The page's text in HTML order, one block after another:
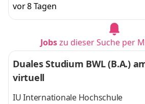
vor 8 Tagen
Jobszu dieser Suche per
Duales Studium BWL (B.A.)
virtuell
IU Internationale Hochschule